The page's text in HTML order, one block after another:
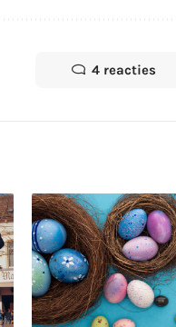
4 reacties